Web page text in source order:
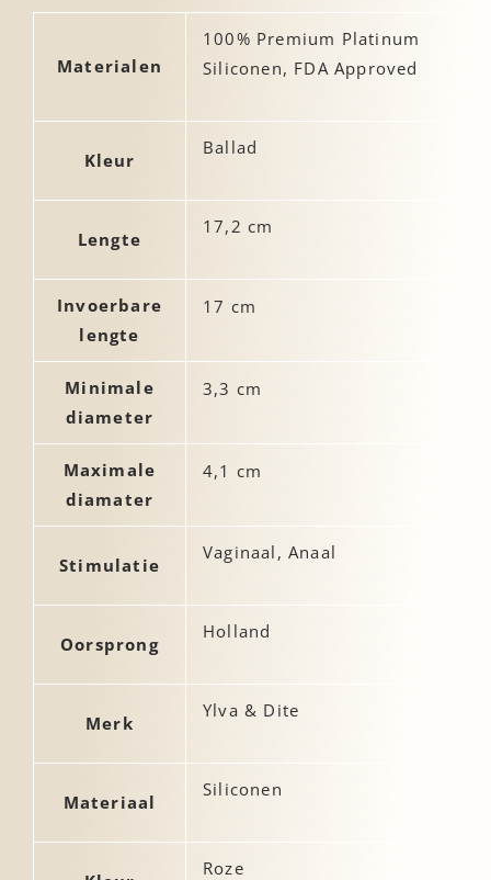
Materialen
100% Premium Platinum
Siliconen, FDA Approved
Kleur
Ballad
Lengte
17,2 cm
Invoerbare
lengte
17 cm
Minimale
diameter
3,3 cm
Maximale
diamater
4,1 cm
Stimulatie
Vaginaal, Anaal
Oorsprong
Holland
Merk
Ylva & Dite
Materiaal
Siliconen
Roze